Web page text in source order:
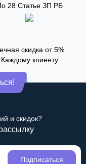
28 Статье ЗП РБ
скидка от 5%
Каждому клиенту
и скидок?
Подписаться